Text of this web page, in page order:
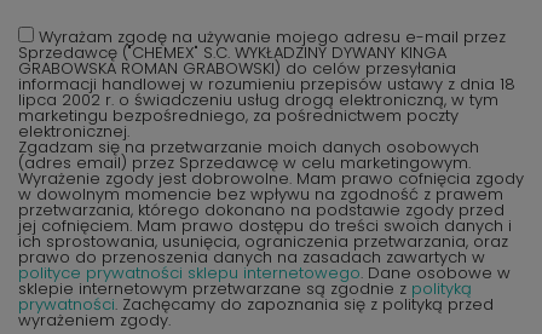
Wyrażam zgodę na używanie mojego adresu e-mail przez
Sprzedawcę ("CHEMEX" S.C. WYKŁADZINY DYWANY KINGA
GRABOWSKA ROMAN GRABOWSKI) do celów przesyłania
informacji handlowej w rozumieniu przepisów ustawy z dnia 18
lipca 2002 r. o świadczeniu usług drogą elektroniczną, w tym
marketingu bezpośredniego, za pośrednictwem poczty
elektronicznej.
Zgadzam się na przetwarzanie moich danych osobowych
(adres email) przez Sprzedawcę w celu marketingowym.
Wyrażenie zgody jest dobrowolne. Mam prawo cofnięcia zgody
w dowolnym momencie bez wpływu na zgodność z prawem
przetwarzania, którego dokonano na podstawie zgody przed
jej cofnięciem. Mam prawo dostępu do treści swoich danych i
ich sprostowania, usunięcia, ograniczenia przetwarzania, oraz
prawo do przenoszenia danych na zasadach zawartych w
polityce prywatności sklepu internetowego. Dane osobowe w
sklepie internetowym przetwarzane są zgodnie z polityką
prywatności. Zachęcamy do zapoznania się z polityką przed
wyrażeniem zgody.